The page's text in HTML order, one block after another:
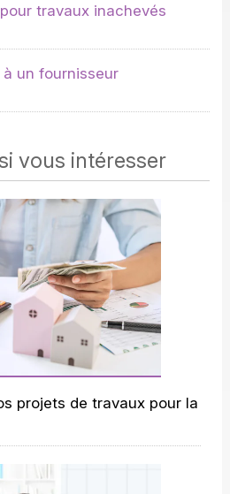
travaux inachevés
un fournisseur
vous intéresser
projets de travaux pour la